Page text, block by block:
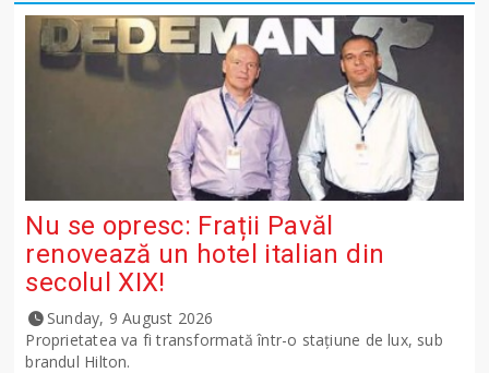
Nu se opresc: Frații Pavăl
renovează un hotel italian din
secolul XIX!
Sunday, 9 August 2026
Proprietatea va fi transformată într-o stațiune de lux, sub
brandul Hilton.